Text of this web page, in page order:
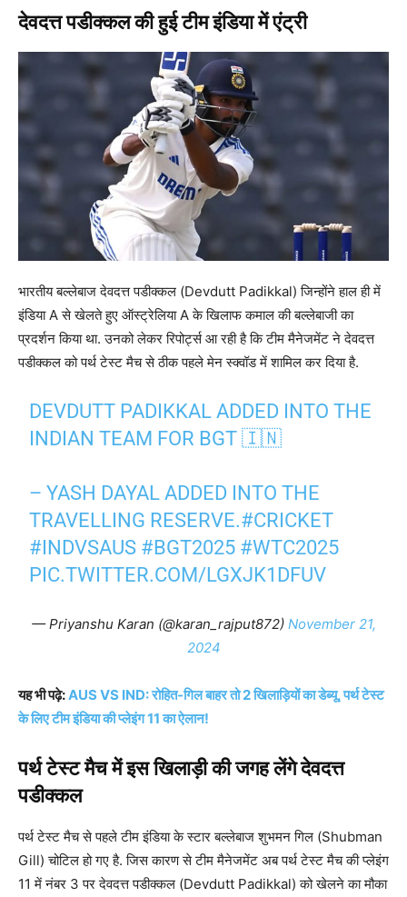
देवदत्त पडीक्कल की हुई टीम इंडिया में एंट्री
भारतीय बल्लेबाज देवदत्त पडीक्कल (Devdutt Padikkal) जिन्होंने हाल ही में
इंडिया A से खेलते हुए ऑस्ट्रेलिया A के खिलाफ कमाल की बल्लेबाजी का
प्रदर्शन किया था. उनको लेकर रिपोर्ट्स आ रही है कि टीम मैनेजमेंट ने देवदत्त
पडीक्कल को पर्थ टेस्ट मैच से ठीक पहले मेन स्क्वॉड में शामिल कर दिया है.
DEVDUTT PADIKKAL ADDED INTO THE
INDIAN TEAM FOR BGT 🇮🇳
– YASH DAYAL ADDED INTO THE
TRAVELLING RESERVE.#CRICKET
#INDVSAUS #BGT2025 #WTC2025
PIC.TWITTER.COM/LGXJK1DFUV
— Priyanshu Karan (@karan_rajput872) November 21,
2024
यह भी पढ़े:AUS VS IND: रोहित-गिल बाहर तो 2 खिलाड़ियों का डेब्यू, पर्थ टेस्ट
के लिए टीम इंडिया की प्लेइंग 11 का ऐलान!
पर्थ टेस्ट मैच में इस खिलाड़ी की जगह लेंगे देवदत्त
पडीक्कल
पर्थ टेस्ट मैच से पहले टीम इंडिया के स्टार बल्लेबाज शुभमन गिल (Shubman
Gill) चोटिल हो गए है. जिस कारण से टीम मैनेजमेंट अब पर्थ टेस्ट मैच की प्लेइंग
11 में नंबर 3 पर देवदत्त पडीक्कल (Devdutt Padikkal) को खेलने का मौका